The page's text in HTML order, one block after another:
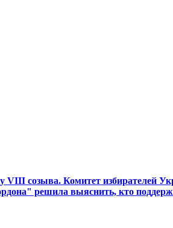
созыва. Комитет избирателей
решила выяснить, кто